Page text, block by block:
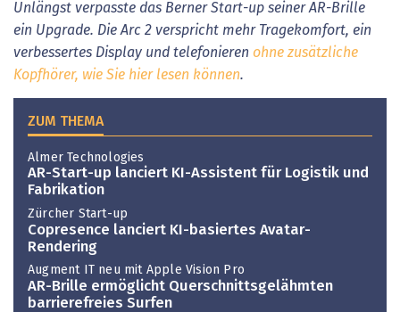
Unlängst verpasste das Berner Start-up seiner AR-Brille
ein Upgrade. Die Arc 2 verspricht mehr Tragekomfort, ein
verbessertes Display und telefonieren ohne zusätzliche
Kopfhörer, wie Sie hier lesen können.
ZUM THEMA
Almer Technologies
AR-Start-up lanciert KI-Assistent für Logistik und
Fabrikation
Zürcher Start-up
Copresence lanciert KI-basiertes Avatar-
Rendering
Augment IT neu mit Apple Vision Pro
AR-Brille ermöglicht Querschnittsgelähmten
barrierefreies Surfen